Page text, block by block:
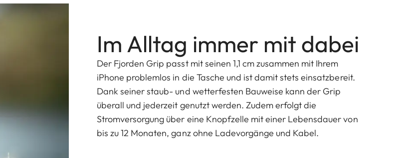
Im Alltag immer mit dabei
Der Fjorden Grip passt mit seinen 1,1 cm zusammen mit Ihrem
iPhone problemlos in die Tasche und ist damit stets einsatzbereit.
Dank seiner staub- und wetterfesten Bauweise kann der Grip
überall und jederzeit genutzt werden. Zudem erfolgt die
Stromversorgung über eine Knopfzelle mit einer Lebensdauer von
bis zu 12 Monaten, ganz ohne Ladevorgänge und Kabel.